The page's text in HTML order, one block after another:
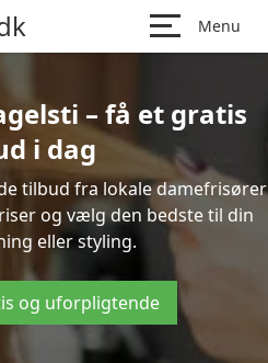
Menu
– få et gratis
i dag
tilbud fra lokale damefrisører
og vælg den bedste til din
eller styling.
og uforpligtende